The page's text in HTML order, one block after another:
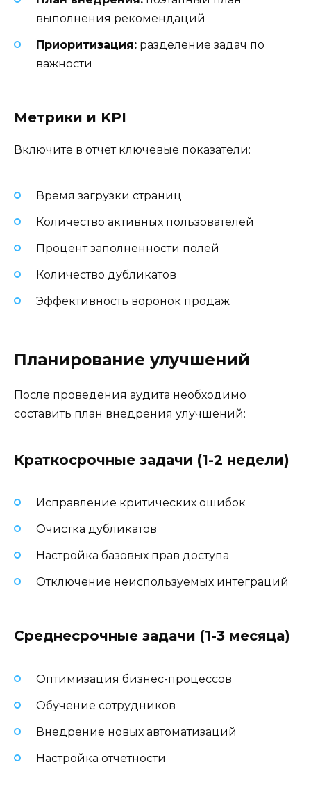
выполнения рекомендаций
Приоритизация: разделение задач по
важности
Метрики и KPI
Включите в отчет ключевые показатели:
Время загрузки страниц
Количество активных пользователей
Процент заполненности полей
Количество дубликатов
Эффективность воронок продаж
Планирование улучшений
После проведения аудита необходимо
составить план внедрения улучшений:
Краткосрочные задачи (1-2 недели)
Исправление критических ошибок
Очистка дубликатов
Настройка базовых прав доступа
Отключение неиспользуемых интеграций
Среднесрочные задачи (1-3 месяца)
Оптимизация бизнес-процессов
Обучение сотрудников
Внедрение новых автоматизаций
Настройка отчетности